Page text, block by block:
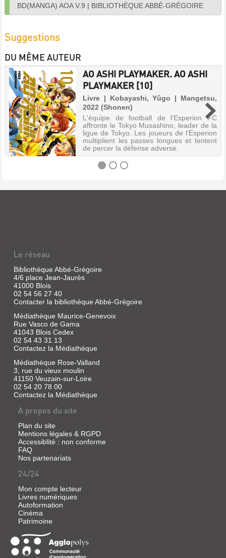
BD(MANGA) AOA V.9 | BIBLIOTHÈQUE ABBÉ-GRÉGOIRE
Suggestions
DU MÊME AUTEUR
AO ASHI PLAYMAKER. AO ASHI
PLAYMAKER [10]
Livre | Kobayashi, Yûgo | Mangetsu,
2022 (Shonen)
L'équipe de football de l'Esperion FC
affronte le Tokyo Musashino, leader de la
ligue de Tokyo. Les joueurs de l'Esperion
multiplient les passes longues et tentent
de percer la défense adverse.
PLAYMAKER
[10]
Livre
Kobayashi,
Mangetsu,
2022
(Shonen)
de
football
de
l'Esperion
FC
Tokyo
Musashino,
leader
de
ligue
de
Tokyo.
Les
joueurs
de
l'Esperion
multiplient
les
passes
et
tentent
de
Le réseau
Bibliothèque Abbé-Grégoire
4/6 place Jean-Jaurès
41000 Blois
02 54 56 27 40
Contacter la bibliothèque Abbé-Grégoire
Médiathèque Maurice-Genevoix
Rue Vasco de Gama
41043 Blois Cedex
02 54 43 31 13
Contactez la Médiathèque
Médiathèque Rose-Valland
3, rue du vieux moulin
41150 Veuzain-sur-Loire
02 54 20 78 00
Contactez la Médiathèque
A propos du site
Plan du site
Mentions légales & RGPD
Accessiblité : non conforme
FAQ
Nos partenariats
24/24
Mon compte lecteur
Livres numériques
Autoformation
Cinéma
Patrimoine